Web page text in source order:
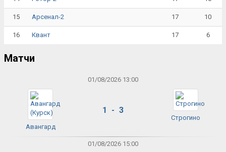
15 Арсенал-2 17 10
16 Квант 17 6
Матчи
01/08/2026 13:00
Авангард
1 - 3
Строгино
01/08/2026 15:00